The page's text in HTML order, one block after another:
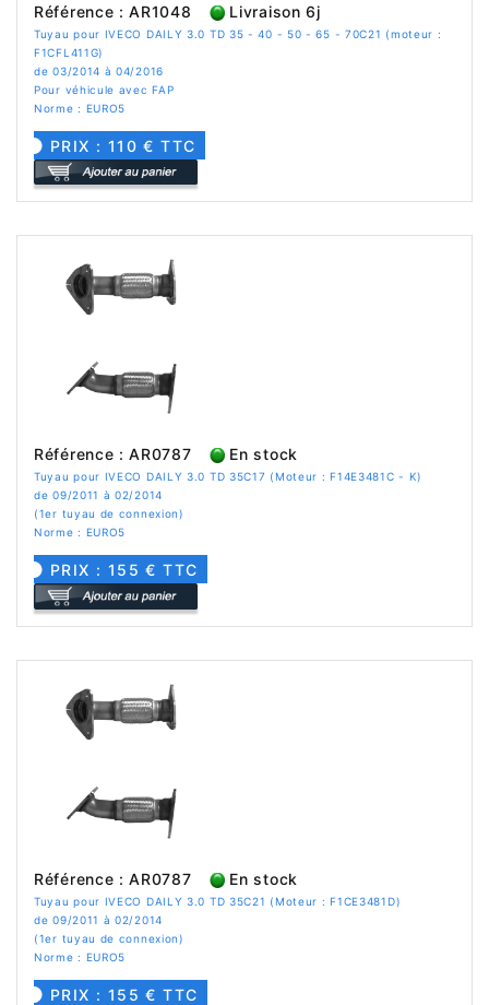
Référence : AR1048 Livraison 6j
Tuyau pour IVECO DAILY 3.0 TD 35 - 40 - 50 - 65 - 70C21 (moteur :
F1CFL411G)
de 03/2014 à 04/2016
Pour véhicule avec FAP
Norme : EURO5
PRIX : 110 € TTC
Référence : AR0787 En stock
Tuyau pour IVECO DAILY 3.0 TD 35C17 (Moteur : F14E3481C - K)
de 09/2011 à 02/2014
(1er tuyau de connexion)
Norme : EURO5
PRIX : 155 € TTC
Référence : AR0787 En stock
Tuyau pour IVECO DAILY 3.0 TD 35C21 (Moteur : F1CE3481D)
de 09/2011 à 02/2014
(1er tuyau de connexion)
Norme : EURO5
PRIX : 155 € TTC